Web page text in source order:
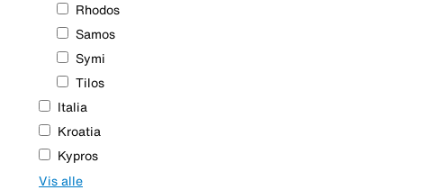
Rhodos
Samos
Symi
Tilos
Italia
Kroatia
Kypros
Vis alle